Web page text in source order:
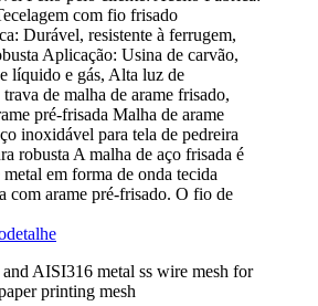
com fio frisado
Durável, resistente à ferrugem,
Aplicação: Usina de carvão,
líquido e gás, Alta luz de
de malha de arame frisado,
pré-frisada Malha de arame
inoxidável para tela de pedreira
robusta A malha de aço frisada é
metal em forma de onda tecida
com arame pré-frisado. O fio de
detalhe